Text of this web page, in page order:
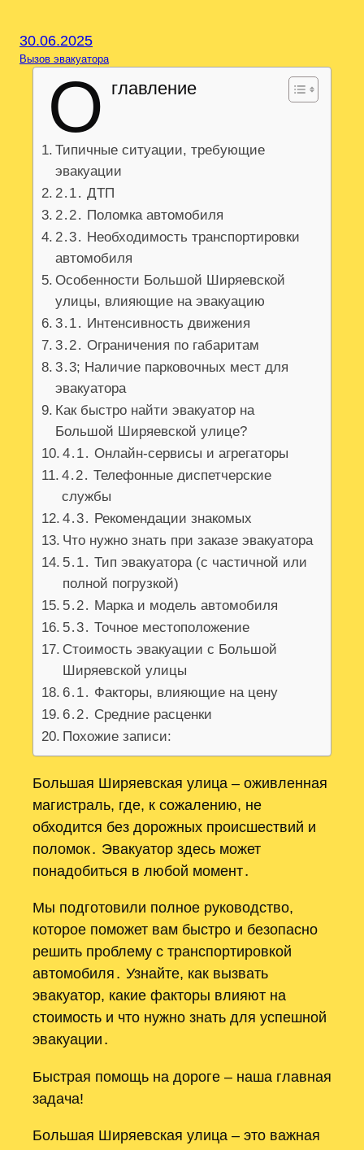
30.06.2025
Вызов эвакуатора
О главление
Типичные ситуации, требующие
эвакуации
2․1․ ДТП
2․2․ Поломка автомобиля
2․3․ Необходимость транспортировки
автомобиля
Особенности Большой Ширяевской
улицы, влияющие на эвакуацию
3․1․ Интенсивность движения
3․2․ Ограничения по габаритам
3․3; Наличие парковочных мест для
эвакуатора
Как быстро найти эвакуатор на
Большой Ширяевской улице?
4․1․ Онлайн-сервисы и агрегаторы
4․2․ Телефонные диспетчерские
службы
4․3․ Рекомендации знакомых
Что нужно знать при заказе эвакуатора
5․1․ Тип эвакуатора (с частичной или
полной погрузкой)
5․2․ Марка и модель автомобиля
5․3․ Точное местоположение
Стоимость эвакуации с Большой
Ширяевской улицы
6․1․ Факторы, влияющие на цену
6․2․ Средние расценки
Похожие записи:
Большая Ширяевская улица – оживленная
магистраль, где, к сожалению, не
обходится без дорожных происшествий и
поломок․ Эвакуатор здесь может
понадобиться в любой момент․
Мы подготовили полное руководство,
которое поможет вам быстро и безопасно
решить проблему с транспортировкой
автомобиля․ Узнайте, как вызвать
эвакуатор, какие факторы влияют на
стоимость и что нужно знать для успешной
эвакуации․
Быстрая помощь на дороге – наша главная
задача!
Большая Ширяевская улица – это важная